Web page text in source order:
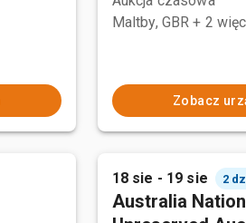
Maltby, GBR + 2
Zobacz
18 sie - 19 sie 2
Australia